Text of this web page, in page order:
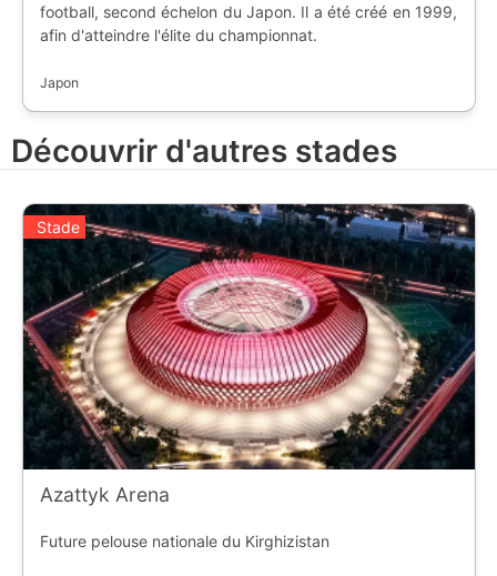
football, second échelon du Japon. Il a été créé en 1999,
afin d'atteindre l'élite du championnat.
Japon
Découvrir d'autres stades
Stade
Azattyk Arena
Future pelouse nationale du Kirghizistan